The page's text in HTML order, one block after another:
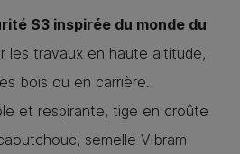
S3 inspirée du monde du
les travaux en haute altitude,
bois ou en carrière.
et respirante, tige en croûte
semelle Vibram